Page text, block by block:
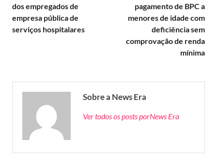
dos empregados de
empresa pública de
serviços hospitalares
pagamento de BPC a
menores de idade com
deficiência sem
comprovação de renda
mínima
Sobre a News Era
Ver todos os posts porNews Era